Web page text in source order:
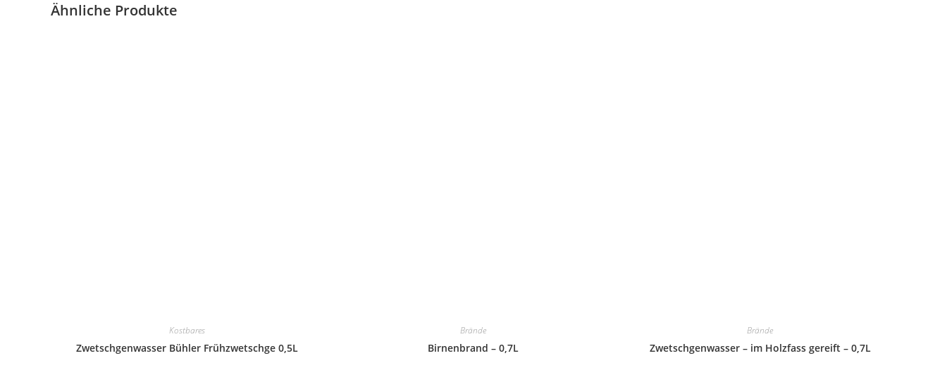
Ähnliche Produkte
Kostbares
Zwetschgenwasser Bühler Frühzwetschge 0,5L
Brände
Birnenbrand – 0,7L
Brände
Zwetschgenwasser – im Holzfass gereift – 0,7L